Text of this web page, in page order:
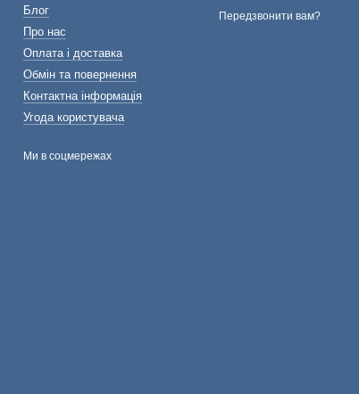
Блог
Про нас
Оплата і доставка
Обмін та повернення
Контактна інформація
Угода користувача
Ми в соцмережах
Передзвонити вам?